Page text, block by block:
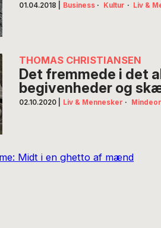
01.04.2018 Business · Kultur · Liv &
THOMAS CHRISTIANSEN
Det fremmede i det
begivenheder og
02.10.2020 Liv & Mennesker ·